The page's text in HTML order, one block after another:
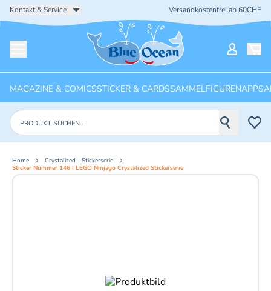
Kontakt & Service Versandkostenfrei ab 60CHF
Startseite
MAGAZINE & COMICSSTICKER & CARDSSAMMELFIGURENAPPS
Produkte suchen
Home
Crystalized - Stickerserie
Sticker Nummer 146 I LEGO Ninjago Crystalized Stickerserie